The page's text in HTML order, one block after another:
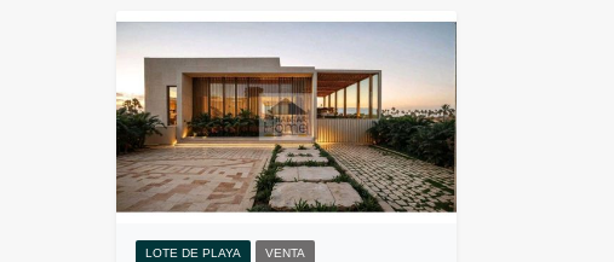
LOTE DE PLAYA VENTA